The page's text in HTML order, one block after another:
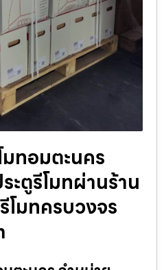
ทอมตะนคร
ะตูรีโมทผ่านร้าน
โมทครบวงจร